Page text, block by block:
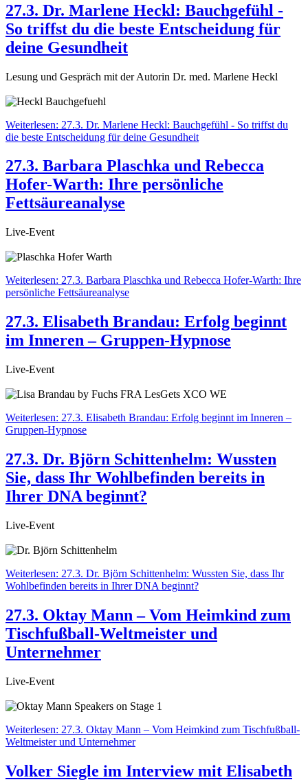
27.3. Dr. Marlene Heckl: Bauchgefühl -
So triffst du die beste Entscheidung für
deine Gesundheit
Lesung und Gespräch mit der Autorin Dr. med. Marlene Heckl
Weiterlesen: 27.3. Dr. Marlene Heckl: Bauchgefühl - So triffst du
die beste Entscheidung für deine Gesundheit
27.3. Barbara Plaschka und Rebecca
Hofer-Warth: Ihre persönliche
Fettsäureanalyse
Live-Event
Weiterlesen: 27.3. Barbara Plaschka und Rebecca Hofer-Warth: Ihre
persönliche Fettsäureanalyse
27.3. Elisabeth Brandau: Erfolg beginnt
im Inneren – Gruppen-Hypnose
Live-Event
Weiterlesen: 27.3. Elisabeth Brandau: Erfolg beginnt im Inneren –
Gruppen-Hypnose
27.3. Dr. Björn Schittenhelm: Wussten
Sie, dass Ihr Wohlbefinden bereits in
Ihrer DNA beginnt?
Live-Event
Weiterlesen: 27.3. Dr. Björn Schittenhelm: Wussten Sie, dass Ihr
Wohlbefinden bereits in Ihrer DNA beginnt?
27.3. Oktay Mann – Vom Heimkind zum
Tischfußball-Weltmeister und
Unternehmer
Live-Event
Weiterlesen: 27.3. Oktay Mann – Vom Heimkind zum Tischfußball-
Weltmeister und Unternehmer
Volker Siegle im Interview mit Elisabeth